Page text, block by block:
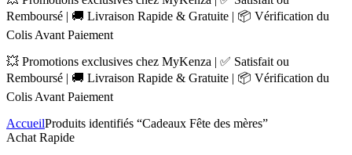
Remboursé | 🚚 Livraison Rapide & Gratuite | 📦 Vérification du
Colis Avant Paiement
💥 Promotions exclusives chez MyKenza | ✅ Satisfait ou
Remboursé | 🚚 Livraison Rapide & Gratuite | 📦 Vérification du
Colis Avant Paiement
AccueilProduits identifiés “Cadeaux Fête des mères”
Achat Rapide